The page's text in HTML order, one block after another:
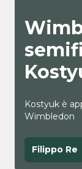
Kostyuk è
Wimbledon
Filippo Re